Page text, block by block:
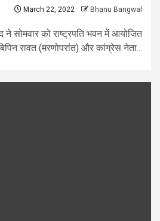
March 22, 2022 Bhanu Bangwal
ने सोमवार को राष्ट्रपति भवन में आयोजित
रावत (मरणोपरांत) और कांग्रेस नेता...